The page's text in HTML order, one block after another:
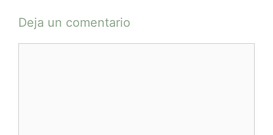
Deja un comentario